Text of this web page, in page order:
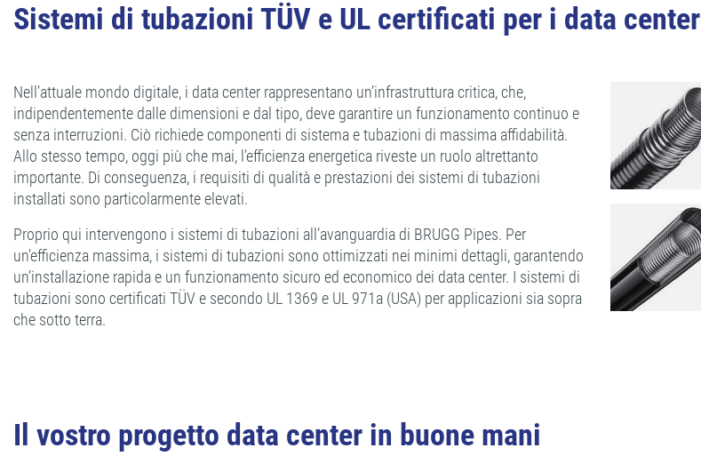
Sistemi di tubazioni TÜV e UL certificati per i data center
Nell’attuale mondo digitale, i data center rappresentano un’infrastruttura critica, che,
indipendentemente dalle dimensioni e dal tipo, deve garantire un funzionamento continuo e
senza interruzioni. Ciò richiede componenti di sistema e tubazioni di massima affidabilità.
Allo stesso tempo, oggi più che mai, l’efficienza energetica riveste un ruolo altrettanto
importante. Di conseguenza, i requisiti di qualità e prestazioni dei sistemi di tubazioni
installati sono particolarmente elevati.
Proprio qui intervengono i sistemi di tubazioni all’avanguardia di BRUGG Pipes. Per
un’efficienza massima, i sistemi di tubazioni sono ottimizzati nei minimi dettagli, garantendo
un’installazione rapida e un funzionamento sicuro ed economico dei data center. I sistemi di
tubazioni sono certificati TÜV e secondo UL 1369 e UL 971a (USA) per applicazioni sia sopra
che sotto terra.
Il vostro progetto data center in buone mani